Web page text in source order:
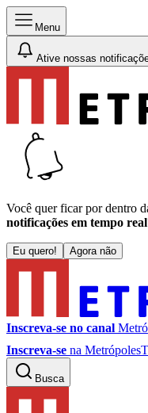
Menu
Ative nossas
Você quer ficar por dentro
notificações em tempo
Eu quero! Agora não
Inscreva-se no canal
Inscreva-se na
Busca